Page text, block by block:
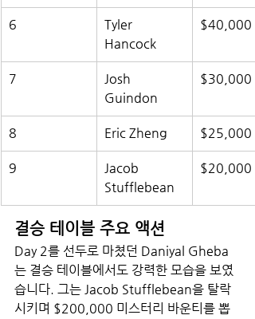
6
Tyler
Hancock
$40,000
7
Josh
Guindon
$30,000
8 Eric Zheng $25,000
9
Jacob
Stufflebean
$20,000
결승 테이블 주요 액션
Day 2를 선두로 마쳤던 Daniyal Gheba
는 결승 테이블에서도 강력한 모습을 보였
습니다. 그는 Jacob Stufflebean을 탈락
시키며 $200,000 미스터리 바운티를 뽑